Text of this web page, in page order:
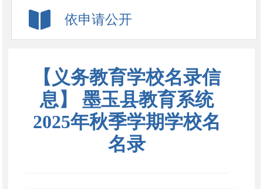
依申请公开
【义务教育学校名录信
息】 墨玉县教育系统
2025年秋季学期学校名
名录